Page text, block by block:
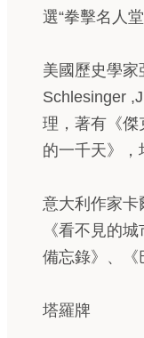
選“拳擊名人堂
美國歷史學
Schlesinger
理，著有《傑
的一千天》，
意大利作家卡
《看不見的
備忘錄》、《
塔羅牌